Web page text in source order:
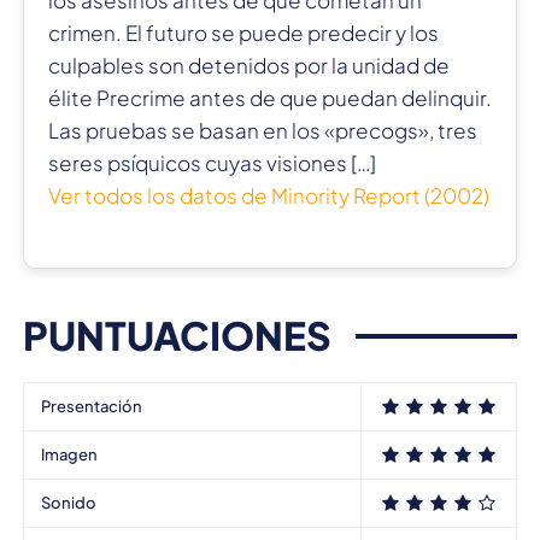
crimen. El futuro se puede predecir y los
culpables son detenidos por la unidad de
élite Precrime antes de que puedan delinquir.
Las pruebas se basan en los «precogs», tres
seres psíquicos cuyas visiones […]
Ver todos los datos de Minority Report (2002)
PUNTUACIONES
Presentación
Imagen
Sonido